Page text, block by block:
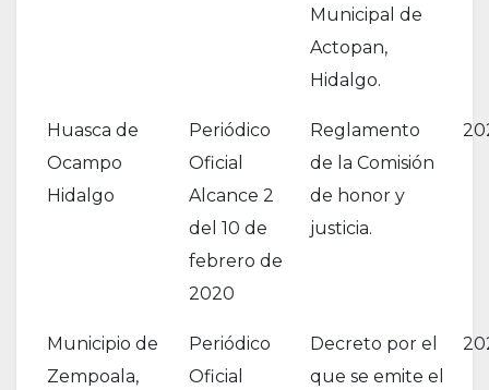
Municipal de
Actopan,
Hidalgo.
Huasca de
Ocampo
Hidalgo
Periódico
Oficial
Alcance 2
del 10 de
febrero de
2020
Reglamento
de la Comisión
de honor y
justicia.
Municipio de
Zempoala,
Periódico
Oficial
Decreto por el
que se emite el